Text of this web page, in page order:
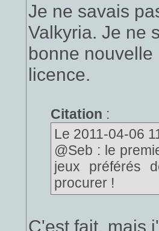
Je ne savais
Valkyria. Je ne
bonne
licence.
Citation :
Le 2011-04-06
@Seb : le
jeux préférés
procurer !
C'est fait, mais